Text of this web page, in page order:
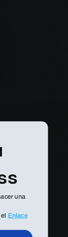
una
Enlace